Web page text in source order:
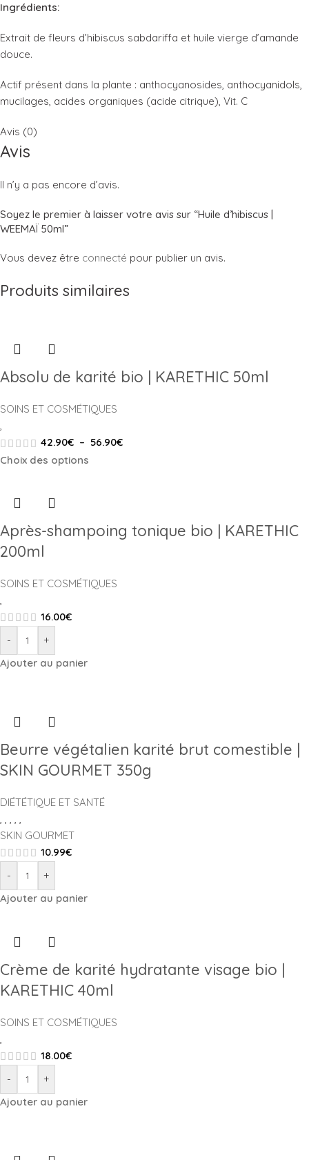
Ingrédients:
Extrait de fleurs d’hibiscus sabdariffa et huile vierge d’amande
douce.
Actif présent dans la plante : anthocyanosides, anthocyanidols,
mucilages, acides organiques (acide citrique), Vit. C
Avis (0)
Avis
Il n’y a pas encore d’avis.
Soyez le premier à laisser votre avis sur “Huile d’hibiscus |
WEEMAÏ 50ml”
Vous devez être connecté pour publier un avis.
Produits similaires
Absolu de karité bio | KARETHIC 50ml
SOINS ET COSMÉTIQUES
,
42.90€ – 56.90€
Choix des options
Après-shampoing tonique bio | KARETHIC
200ml
SOINS ET COSMÉTIQUES
,
16.00€
-
+
Ajouter au panier
Beurre végétalien karité brut comestible |
SKIN GOURMET 350g
DIÉTÉTIQUE ET SANTÉ
, , , , ,
SKIN GOURMET
10.99€
-
+
Ajouter au panier
Crème de karité hydratante visage bio |
KARETHIC 40ml
SOINS ET COSMÉTIQUES
18.00€
-
+
Ajouter au panier